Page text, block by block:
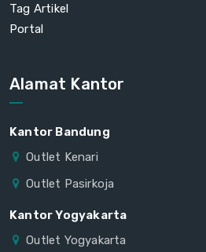
Tag Artikel
Portal
Alamat Kantor
Kantor Bandung
Outlet Kenari
Outlet Pasirkoja
Kantor Yogyakarta
Outlet Yogyakarta